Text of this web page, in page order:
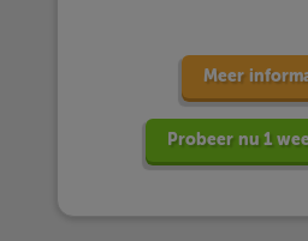
Meer
Probeer nu 1